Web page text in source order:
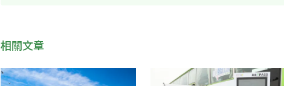
相關文章